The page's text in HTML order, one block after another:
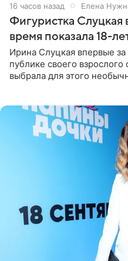
16 часов назад Елена
Фигуристка Слуцкая
время показала 18-
Ирина Слуцкая впервые
публике своего
выбрала для этого